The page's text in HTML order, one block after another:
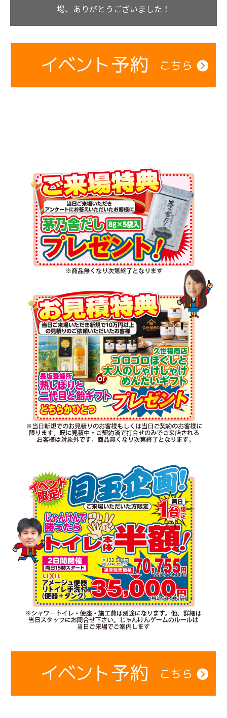
場、ありがとうございました！